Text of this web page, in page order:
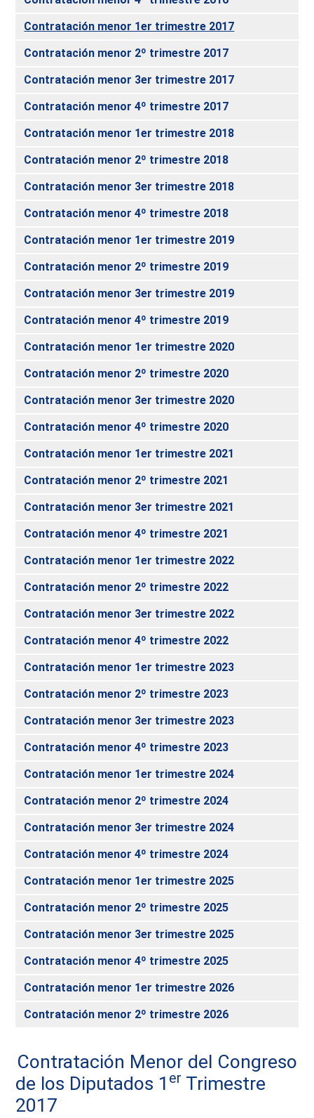
Contratación menor 1er trimestre 2017
Contratación menor 2º trimestre 2017
Contratación menor 3er trimestre 2017
Contratación menor 4º trimestre 2017
Contratación menor 1er trimestre 2018
Contratación menor 2º trimestre 2018
Contratación menor 3er trimestre 2018
Contratación menor 4º trimestre 2018
Contratación menor 1er trimestre 2019
Contratación menor 2º trimestre 2019
Contratación menor 3er trimestre 2019
Contratación menor 4º trimestre 2019
Contratación menor 1er trimestre 2020
Contratación menor 2º trimestre 2020
Contratación menor 3er trimestre 2020
Contratación menor 4º trimestre 2020
Contratación menor 1er trimestre 2021
Contratación menor 2º trimestre 2021
Contratación menor 3er trimestre 2021
Contratación menor 4º trimestre 2021
Contratación menor 1er trimestre 2022
Contratación menor 2º trimestre 2022
Contratación menor 3er trimestre 2022
Contratación menor 4º trimestre 2022
Contratación menor 1er trimestre 2023
Contratación menor 2º trimestre 2023
Contratación menor 3er trimestre 2023
Contratación menor 4º trimestre 2023
Contratación menor 1er trimestre 2024
Contratación menor 2º trimestre 2024
Contratación menor 3er trimestre 2024
Contratación menor 4º trimestre 2024
Contratación menor 1er trimestre 2025
Contratación menor 2º trimestre 2025
Contratación menor 3er trimestre 2025
Contratación menor 4º trimestre 2025
Contratación menor 1er trimestre 2026
Contratación menor 2º trimestre 2026
Contratación Menor del Congreso
de los Diputados 1 er Trimestre
2017